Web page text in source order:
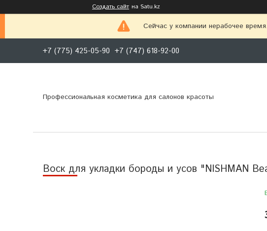
Создать сайт на Satu.kz
Сейчас у компании нерабочее
+7 (775) 425-05-90 +7 (747) 618-92-00
Профессиональная косметика для салонов красоты
Воск для укладки бороды и усов "NISHMAN